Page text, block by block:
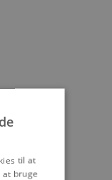
til at
at bruge